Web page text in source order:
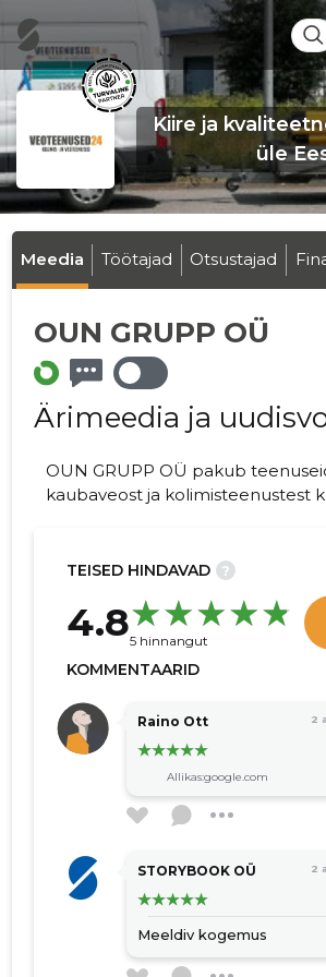
Kiire ja
üle
Meedia Töötajad Otsustajad
OUN GRUPP OÜ
Ärimeedia ja
OUN GRUPP OÜ pakub
kaubaveost ja kolimisteenustest
Rakveres, Lääne-Virumaal kui ka
TEISED HINDAVAD ?
4.85 hinnangut
KOMMENTAARID
Raino Ott 2
Allikas:google.com
STORYBOOK OÜ 2
Meeldiv kogemus